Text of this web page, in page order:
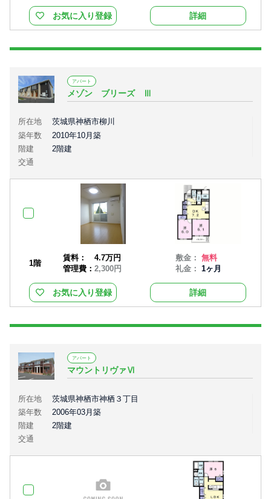
お気に入り登録 詳細
アパート
メゾン ブリーズ Ⅲ
所在地
茨城県神栖市柳川
築年数
2010年10月築
階建
2階建
交通
1階
賃料：
4.7万円
管理費： 2,300円
敷金：無料
礼金：1ヶ月
お気に入り登録 詳細
アパート
マウントリヴァⅥ
所在地
茨城県神栖市神栖３丁目
築年数
2006年03月築
階建
2階建
交通